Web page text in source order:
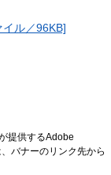
ル／96KB]
提供するAdobe
バナーのリンク先から